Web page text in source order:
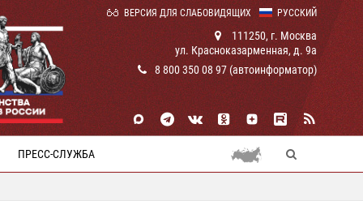
РУССКИЙ
ВЕРСИЯ ДЛЯ СЛАБОВИДЯЩИХ
111250, г. Москва
ул. Красноказарменная, д. 9а
8 800 350 08 97 (автоинформатор)
ПРЕСС-СЛУЖБА